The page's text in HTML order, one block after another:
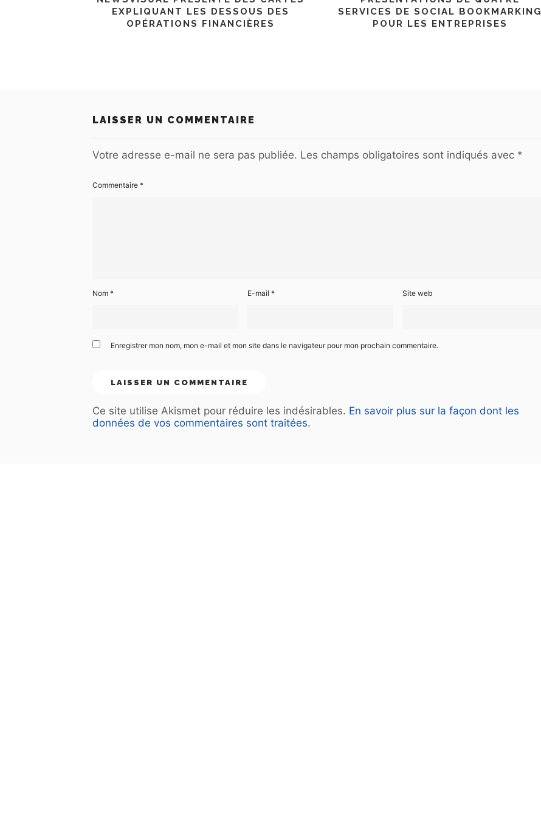
EXPLIQUANT LES DESSOUS DES
OPÉRATIONS FINANCIÈRES
SERVICES DE SOCIAL BOOKMARKING
POUR LES ENTREPRISES
LAISSER UN COMMENTAIRE
Votre adresse e-mail ne sera pas publiée. Les champs obligatoires sont indiqués avec *
Commentaire *
Nom * E-mail * Site web
Enregistrer mon nom, mon e-mail et mon site dans le navigateur pour mon prochain commentaire.
Ce site utilise Akismet pour réduire les indésirables. En savoir plus sur la façon dont les
données de vos commentaires sont traitées.